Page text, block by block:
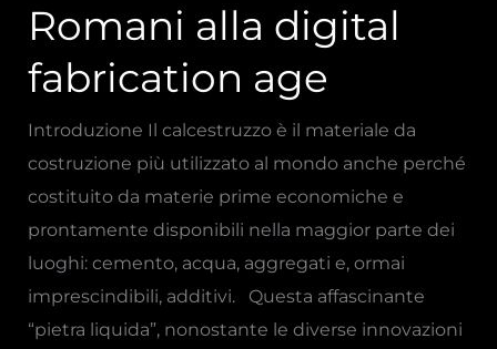
Romani alla digital
fabrication age
Introduzione Il calcestruzzo è il materiale da
costruzione più utilizzato al mondo anche perché
costituito da materie prime economiche e
prontamente disponibili nella maggior parte dei
luoghi: cemento, acqua, aggregati e, ormai
imprescindibili, additivi. Questa affascinante
“pietra liquida”, nonostante le diverse innovazioni